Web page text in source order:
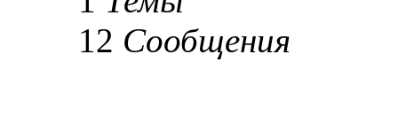
12 Сообщения